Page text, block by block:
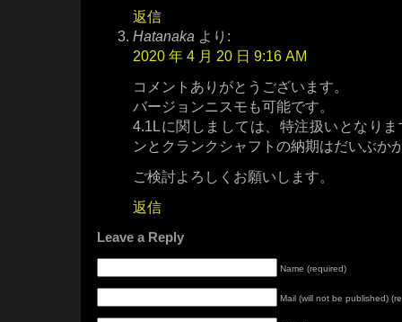
返信
Hatanaka より:
2020 年 4 月 20 日 9:16 AM
コメントありがとうございます。
バージョンニスモも可能です。
4.1Lに関しましては、特注扱いとなり
ンとクランクシャフトの納期はだいぶか
ご検討よろしくお願いします。
返信
Leave a Reply
Name (required)
Mail (will not be published)